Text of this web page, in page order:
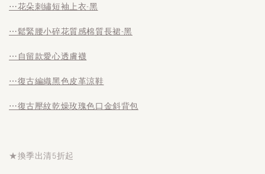
⋯花朵刺繡短袖上衣-黑
⋯鬆緊腰小碎花質感棉質長裙-黑
⋯自留款愛心透膚襪
⋯復古編織黑色皮革涼鞋
⋯復古壓紋乾燥玫瑰色口金斜背包
★換季出清5折起